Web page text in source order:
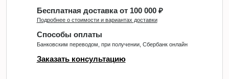
Бесплатная доставка от 100 000 ₽
Подробнее о стоимости и вариантах доставки
Способы оплаты
Банковским переводом, при получении, Сбербанк онлайн
Заказать консультацию